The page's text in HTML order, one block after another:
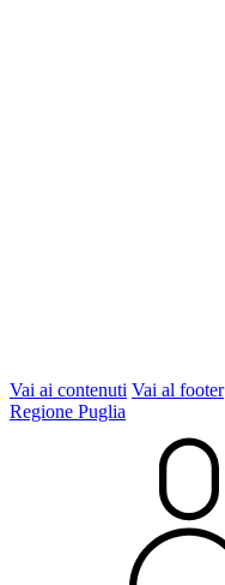
Vai ai contenuti Vai al footer
Regione Puglia